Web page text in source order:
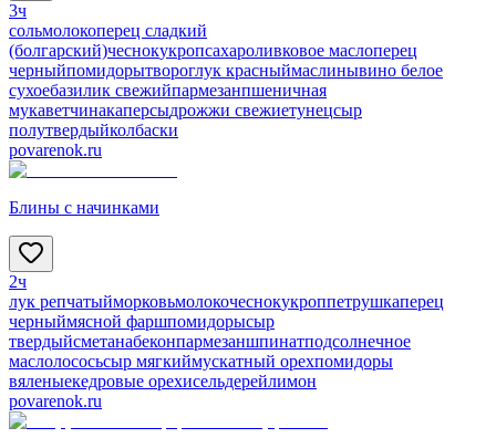
3ч
сольмолокоперец сладкий
(болгарский)чеснокукропсахароливковое маслоперец
черныйпомидорытвороглук красныймаслинывино белое
сухоебазилик свежийпармезанпшеничная
мукаветчинакаперсыдрожжи свежиетунецсыр
полутвердыйколбаски
povarenok.ru
Блины с начинками
2ч
лук репчатыйморковьмолокочеснокукроппетрушкаперец
черныймясной фаршпомидорысыр
твердыйсметанабеконпармезаншпинатподсолнечное
маслолососьсыр мягкиймускатный орехпомидоры
вяленыекедровые орехисельдерейлимон
povarenok.ru